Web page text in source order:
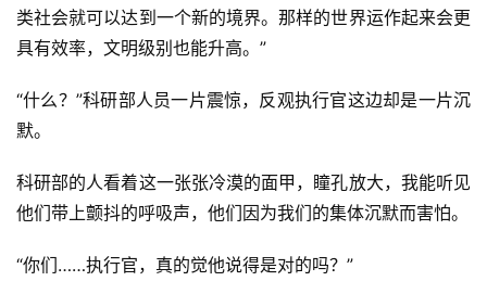
零
重
科
幻
征
文
类社会就可以达到一个新的境界。那样的世界运作起来会更
具有效率，文明级别也能升高。”
“什么？”科研部人员一片震惊，反观执行官这边却是一片沉
默。
科研部的人看着这一张张冷漠的面甲，瞳孔放大，我能听见
他们带上颤抖的呼吸声，他们因为我们的集体沉默而害怕。
“你们……执行官，真的觉他说得是对的吗？”